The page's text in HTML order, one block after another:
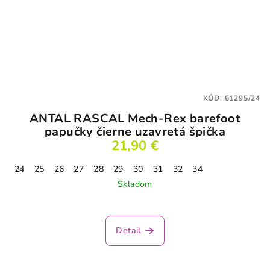
ANTAL RASCAL Mech-Rex barefoot
papučky čierne uzavretá špička
21,90 €
24 25 26 27 28 29 30 31 32
34
Skladom
Detail
KÓD: 61295/24